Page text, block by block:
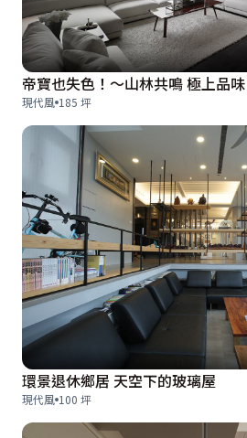
帝寶也失色！～山林共鳴 極上品味
現代風 185 坪
環景退休鄉居 天空下的玻璃屋
現代風 100 坪